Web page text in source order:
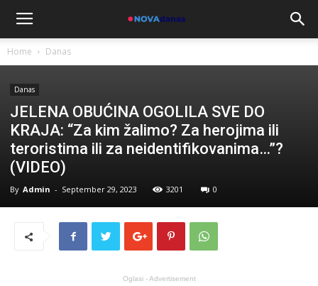
Home Danas
Danas
JELENA OBUĆINA OGOLILA SVE DO
KRAJA: “Za kim žalimo? Za herojima ili
teroristima ili za neidentifikovanima…”?
(VIDEO)
By Admin - September 29, 2023 3201 0
Oglasi - Advertisement